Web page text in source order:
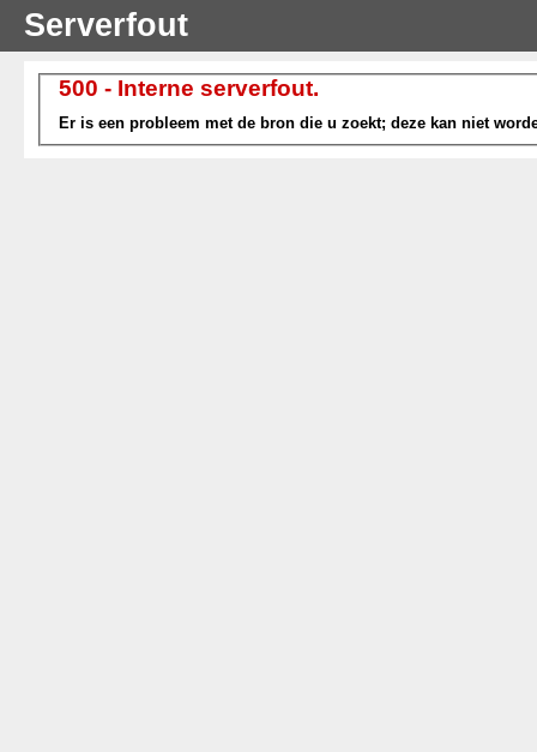
Serverfout
500 - Interne serverfout.
Er is een probleem met de bron die u zoekt; deze kan niet